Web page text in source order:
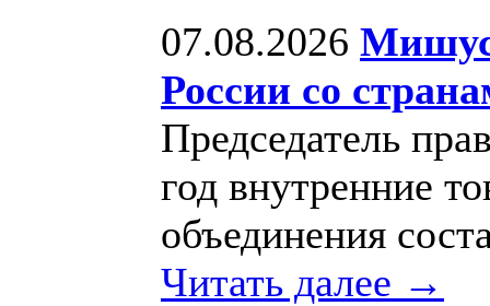
07.08.2026
России со
Председатель
год внутренние
объединения
Читать далее →